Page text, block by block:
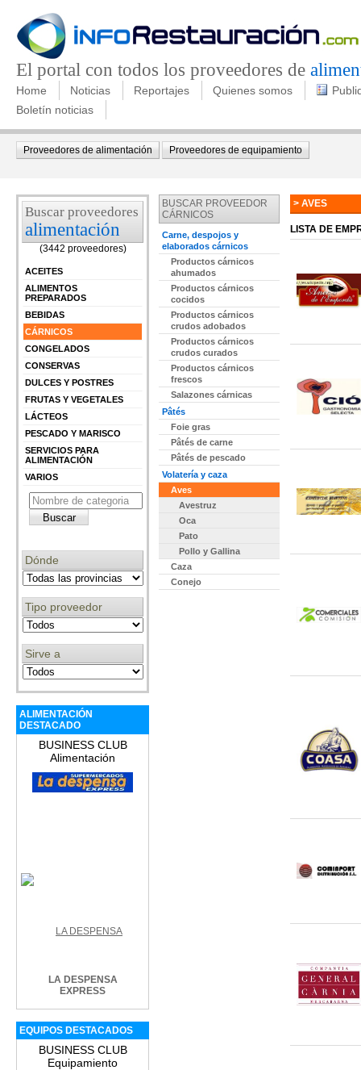
El portal con todos los proveedores de
Home Noticias Reportajes Quienes somos
Boletín noticias
Proveedores de alimentación Proveedores de equipamiento
Buscar proveedores
alimentación
(3442 proveedores)
ACEITES
ALIMENTOS
PREPARADOS
BEBIDAS
CÁRNICOS
CONGELADOS
CONSERVAS
DULCES Y POSTRES
FRUTAS Y VEGETALES
LÁCTEOS
PESCADO Y MARISCO
SERVICIOS PARA
ALIMENTACIÓN
VARIOS
Dónde
Tipo proveedor
Sirve a
ALIMENTACIÓN
DESTACADO
BUSINESS CLUB
Alimentación
LA DESPENSA
EXPRESS
EQUIPOS DESTACADOS
BUSINESS CLUB
Equipamiento
BUSCAR PROVEEDOR
CÁRNICOS
Carne, despojos y
elaborados cárnicos
Productos cárnicos
ahumados
Productos cárnicos
cocidos
Productos cárnicos
crudos adobados
Productos cárnicos
crudos curados
Productos cárnicos
frescos
Salazones cárnicas
Pâtés
Foie gras
Pâtés de carne
Pâtés de pescado
Volatería y caza
Aves
Avestruz
Oca
Pato
Pollo y Gallina
Caza
Conejo
> AVES
LISTA DE